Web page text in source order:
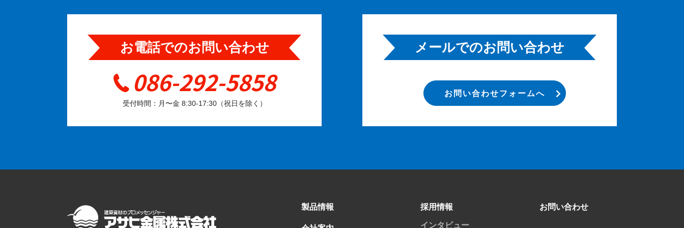
お電話でのお問い合わせ
086-292-5858
受付時間：月〜金 8:30-17:30（祝日を除く）
メールでのお問い合わせ
お問い合わせフォームへ
製品情報 採用情報
インタビュー
お問い合わせ